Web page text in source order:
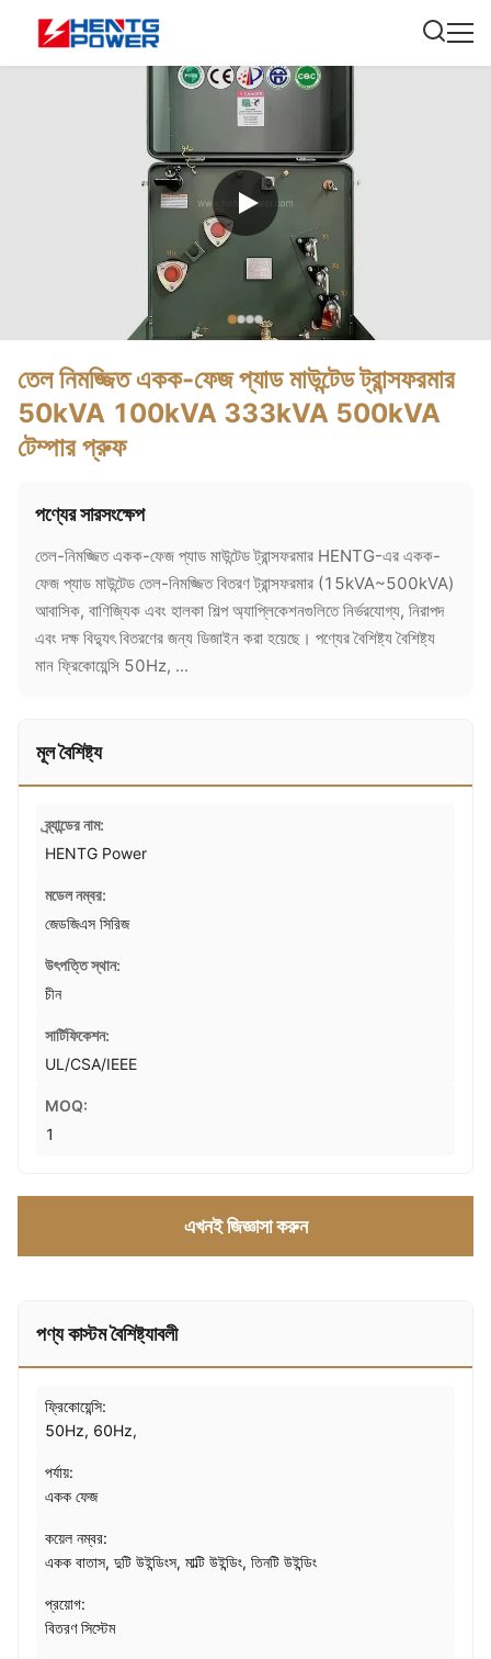
তেল নিমজ্জিত একক-ফেজ প্যাড মাউন্টেড ট্রান্সফরমার
50kVA 100kVA 333kVA 500kVA
টেম্পার প্রুফ
পণ্যের সারসংক্ষেপ
তেল-নিমজ্জিত একক-ফেজ প্যাড মাউন্টেড ট্রান্সফরমার HENTG-এর একক-
ফেজ প্যাড মাউন্টেড তেল-নিমজ্জিত বিতরণ ট্রান্সফরমার (15kVA~500kVA)
আবাসিক, বাণিজ্যিক এবং হালকা শিল্প অ্যাপ্লিকেশনগুলিতে নির্ভরযোগ্য, নিরাপদ
এবং দক্ষ বিদ্যুৎ বিতরণের জন্য ডিজাইন করা হয়েছে। পণ্যের বৈশিষ্ট্য বৈশিষ্ট্য
মান ফ্রিকোয়েন্সি 50Hz, ...
মূল বৈশিষ্ট্য
ব্র্যান্ডের নাম:
HENTG Power
মডেল নম্বর:
জেডজিএস সিরিজ
উৎপত্তি স্থান:
চীন
সার্টিফিকেশন:
UL/CSA/IEEE
MOQ:
1
এখনই জিজ্ঞাসা করুন
পণ্য কাস্টম বৈশিষ্ট্যাবলী
ফ্রিকোয়েন্সি:
50Hz, 60Hz,
পর্যায়:
একক ফেজ
কয়েল নম্বর:
একক বাতাস, দুটি উইন্ডিংস, মাল্টি উইন্ডিং, তিনটি উইন্ডিং
প্রয়োগ:
বিতরণ সিস্টেম